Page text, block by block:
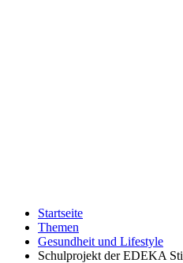
Startseite
Themen
Gesundheit und Lifestyle
Schulprojekt der EDEKA